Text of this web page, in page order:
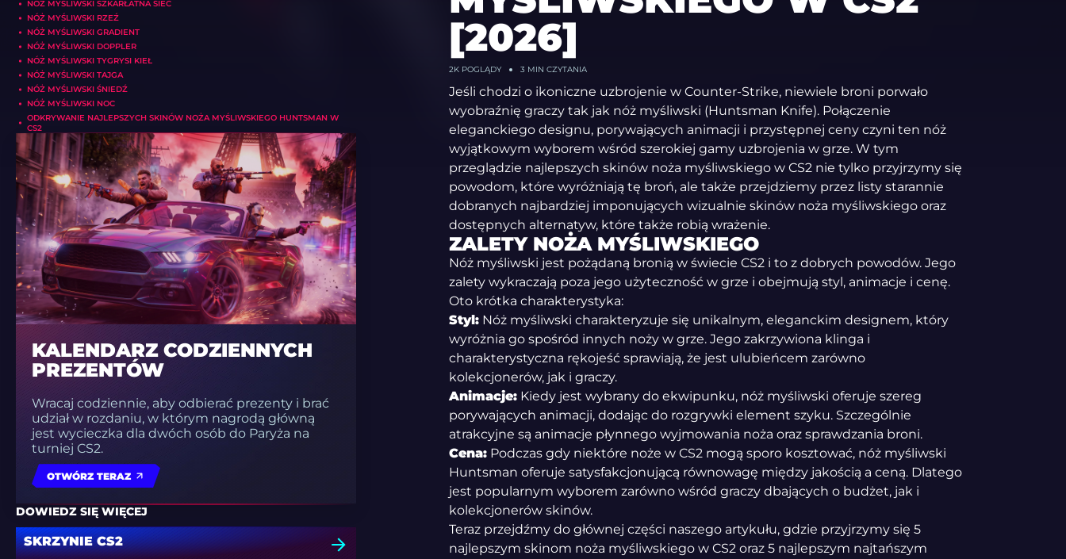
NÓŻ MYŚLIWSKI SZKARŁATNA SIEĆ
NÓŻ MYŚLIWSKI RZEŹ
NÓŻ MYŚLIWSKI GRADIENT
NÓŻ MYŚLIWSKI DOPPLER
NÓŻ MYŚLIWSKI TYGRYSI KIEŁ
NÓŻ MYŚLIWSKI TAJGA
NÓŻ MYŚLIWSKI ŚNIEDŹ
NÓŻ MYŚLIWSKI NOC
ODKRYWANIE NAJLEPSZYCH SKINÓW NOŻA MYŚLIWSKIEGO HUNTSMAN W
CS2
KALENDARZ CODZIENNYCH
PREZENTÓW
Wracaj codziennie, aby odbierać prezenty i brać
udział w rozdaniu, w którym nagrodą główną
jest wycieczka dla dwóch osób do Paryża na
turniej CS2.
OTWÓRZ TERAZ
DOWIEDZ SIĘ WIĘCEJ
SKRZYNIE CS2
[2026]
2KPOGLĄDY 3 MIN CZYTANIA
Jeśli chodzi o ikoniczne uzbrojenie w Counter-Strike, niewiele broni porwało
wyobraźnię graczy tak jak nóż myśliwski (Huntsman Knife). Połączenie
eleganckiego designu, porywających animacji i przystępnej ceny czyni ten nóż
wyjątkowym wyborem wśród szerokiej gamy uzbrojenia w grze. W tym
przeglądzie najlepszych skinów noża myśliwskiego w CS2 nie tylko przyjrzymy się
powodom, które wyróżniają tę broń, ale także przejdziemy przez listy starannie
dobranych najbardziej imponujących wizualnie skinów noża myśliwskiego oraz
dostępnych alternatyw, które także robią wrażenie.
ZALETY NOŻA MYŚLIWSKIEGO
Nóż myśliwski jest pożądaną bronią w świecie CS2 i to z dobrych powodów. Jego
zalety wykraczają poza jego użyteczność w grze i obejmują styl, animacje i cenę.
Oto krótka charakterystyka:
Styl:Nóż myśliwski charakteryzuje się unikalnym, eleganckim designem, który
wyróżnia go spośród innych noży w grze. Jego zakrzywiona klinga i
charakterystyczna rękojeść sprawiają, że jest ulubieńcem zarówno
kolekcjonerów, jak i graczy.
Animacje:Kiedy jest wybrany do ekwipunku, nóż myśliwski oferuje szereg
porywających animacji, dodając do rozgrywki element szyku. Szczególnie
atrakcyjne są animacje płynnego wyjmowania noża oraz sprawdzania broni.
Cena:Podczas gdy niektóre noże w CS2 mogą sporo kosztować, nóż myśliwski
Huntsman oferuje satysfakcjonującą równowagę między jakością a ceną. Dlatego
jest popularnym wyborem zarówno wśród graczy dbających o budżet, jak i
kolekcjonerów skinów.
Teraz przejdźmy do głównej części naszego artykułu, gdzie przyjrzymy się 5
najlepszym skinom noża myśliwskiego w CS2 oraz 5 najlepszym najtańszym